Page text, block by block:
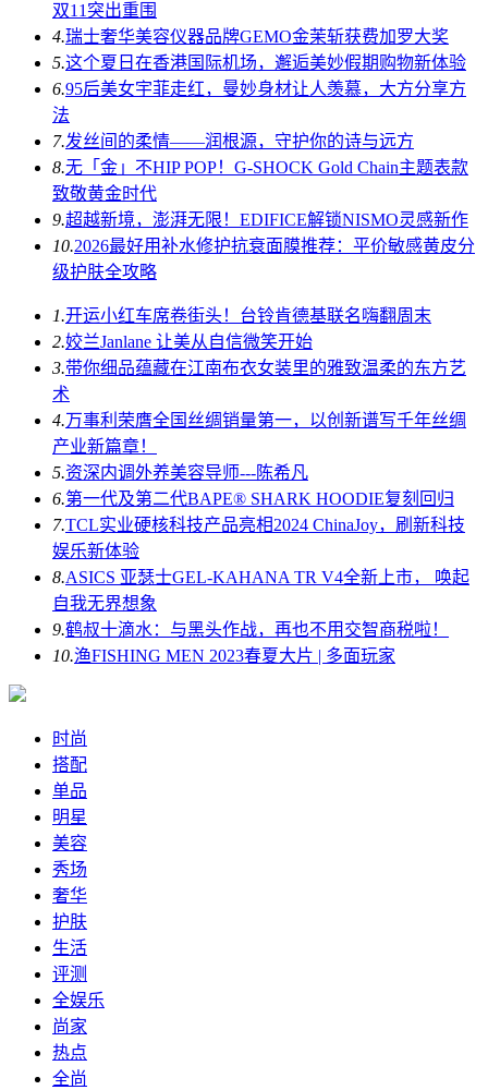
双11突出重围
4.瑞士奢华美容仪器品牌GEMO金茉斩获费加罗大奖
5.这个夏日在香港国际机场，邂逅美妙假期购物新体验
6.95后美女宇菲走红，曼妙身材让人羡慕，大方分享方
法
7.发丝间的柔情——润根源，守护你的诗与远方
8.无「金」不HIP POP！G-SHOCK Gold Chain主题表款
致敬黄金时代
9.超越新境，澎湃无限！EDIFICE解锁NISMO灵感新作
10.2026最好用补水修护抗衰面膜推荐：平价敏感黄皮分
级护肤全攻略
1.开运小红车席卷街头！台铃肯德基联名嗨翻周末
2.姣兰Janlane 让美从自信微笑开始
3.带你细品蕴藏在江南布衣女装里的雅致温柔的东方艺
术
4.万事利荣膺全国丝绸销量第一，以创新谱写千年丝绸
产业新篇章！
5.资深内调外养美容导师---陈希凡
6.第一代及第二代BAPE® SHARK HOODIE复刻回归
7.TCL实业硬核科技产品亮相2024 ChinaJoy，刷新科技
娱乐新体验
8.ASICS 亚瑟士GEL-KAHANA TR V4全新上市， 唤起
自我无界想象
9.鹤叔十滴水：与黑头作战，再也不用交智商税啦！
10.渔FISHING MEN 2023春夏大片 | 多面玩家
时尚
搭配
单品
明星
美容
秀场
奢华
护肤
生活
评测
全娱乐
尚家
热点
全尚